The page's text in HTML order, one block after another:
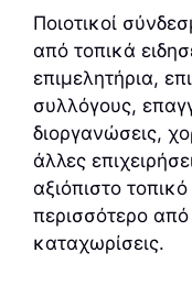
Ποιοτικοί
από τοπικά
επιμελητήρια,
συλλόγους,
διοργανώσεις,
άλλες
αξιόπιστο
περισσότερο
καταχωρίσεις.